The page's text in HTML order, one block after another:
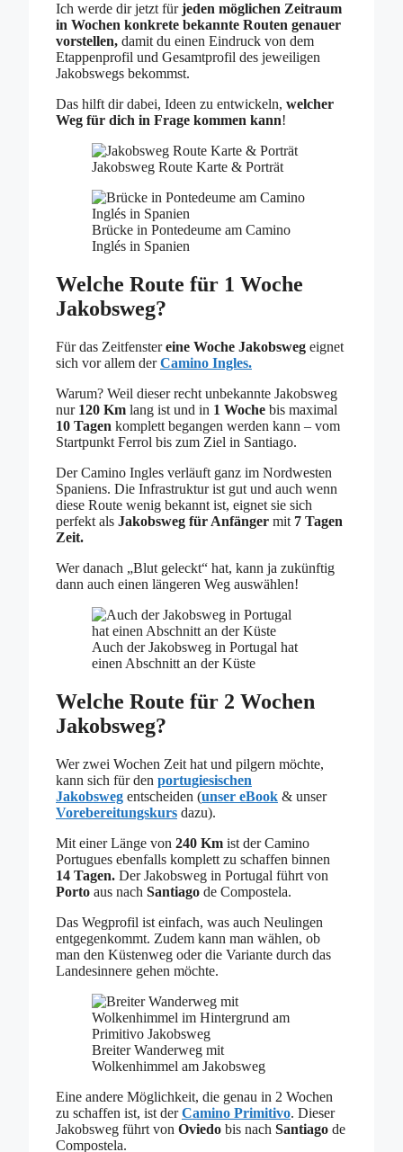
Ich werde dir jetzt fürjeden möglichen Zeitraum
in Wochen konkrete bekannte Routen genauer
vorstellen, damit du einen Eindruck von dem
Etappenprofil und Gesamtprofil des jeweiligen
Jakobswegs bekommst.
Das hilft dir dabei, Ideen zu entwickeln, welcher
Weg für dich in Frage kommen kann!
Jakobsweg Route Karte & Porträt
Brücke in Pontedeume am Camino
Inglés in Spanien
Welche Route für 1 Woche
Jakobsweg?
Für das Zeitfenstereine Woche Jakobsweg eignet
sich vor allem derCamino Ingles.
Warum? Weil dieser recht unbekannte Jakobsweg
nur 120 Km lang ist und in 1 Woche bis maximal
10 Tagen komplett begangen werden kann – vom
Startpunkt Ferrol bis zum Ziel in Santiago.
Der Camino Ingles verläuft ganz im Nordwesten
Spaniens. Die Infrastruktur ist gut und auch wenn
diese Route wenig bekannt ist, eignet sie sich
perfekt als Jakobsweg für Anfänger mit 7 Tagen
Zeit.
Wer danach „Blut geleckt“ hat, kann ja zukünftig
dann auch einen längeren Weg auswählen!
Auch der Jakobsweg in Portugal hat
einen Abschnitt an der Küste
Welche Route für 2 Wochen
Jakobsweg?
Wer zwei Wochen Zeit hat und pilgern möchte,
kann sich für den portugiesischen
Jakobsweg entscheiden (unser eBook & unser
Vorebereitungskurs dazu).
Mit einer Länge von 240 Km ist der Camino
Portugues ebenfalls komplett zu schaffen binnen
14 Tagen. Der Jakobsweg in Portugal führt von
Porto aus nach Santiago de Compostela.
Das Wegprofil ist einfach, was auch Neulingen
entgegenkommt. Zudem kann man wählen, ob
man den Küstenweg oder die Variante durch das
Landesinnere gehen möchte.
Breiter Wanderweg mit
Wolkenhimmel am Jakobsweg
Eine andere Möglichkeit, die genau in 2 Wochen
zu schaffen ist, ist derCamino Primitivo. Dieser
Jakobsweg führt von Oviedo bis nach Santiago de
Compostela.